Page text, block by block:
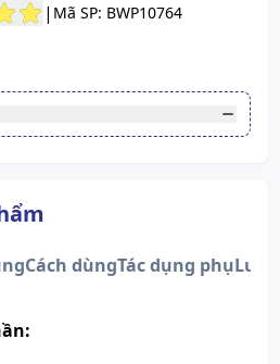
| Mã SP: BWP10764
Nam
tin thành phầnHàm
phẩm
Cách dùngTác dụng phụLưu